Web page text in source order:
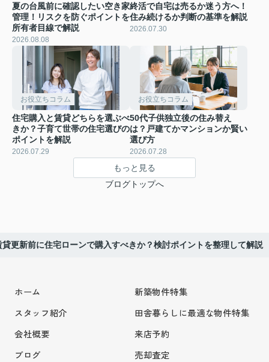
夏の台風前に確認したい空き家
管理！リスクを防ぐポイントを
所有者目線で解説
2026.08.08
終活で自宅は売るか迷う方へ！
住み続けるか判断の基準を解説
2026.07.30
お役立ちコラム
住宅購入と賃貸どちらを選ぶべ
きか？子育て世帯の住宅選びの
ポイントを解説
2026.07.29
お役立ちコラム
50代子供独立後の住み替え
は？戸建てかマンションか賢い
選び方
2026.07.28
もっと見る
ブログトップへ
貸更新前に住宅ローンで購入すべきか？検討ポイントを整理して解説
ホーム
スタッフ紹介
会社概要
ブログ
新築物件特集
田舎暮らしに最適な物件特集
来店予約
売却査定